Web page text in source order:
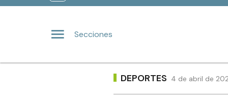
Secciones
DEPORTES 4 de abril de